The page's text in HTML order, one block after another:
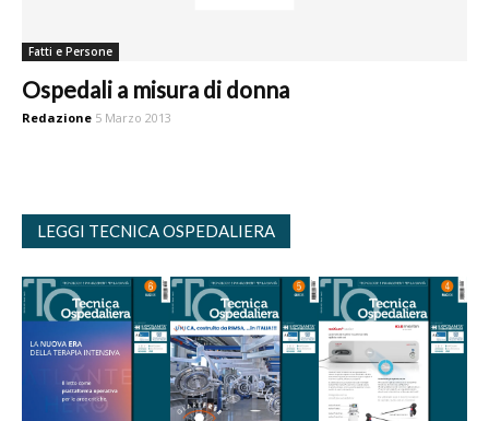
Fatti e Persone
Ospedali a misura di donna
Redazione 5 Marzo 2013
LEGGI TECNICA OSPEDALIERA